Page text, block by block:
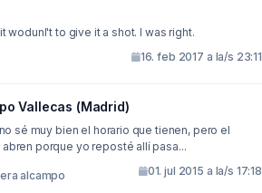
wodunl't to give it a shot. I was right.
16. feb 2017 a la/s 23:11
Vallecas (Madrid)
sé muy bien el horario que tienen, pero el
porque yo reposté allí pasa...
alcampo 01. jul 2015 a la/s 17:18